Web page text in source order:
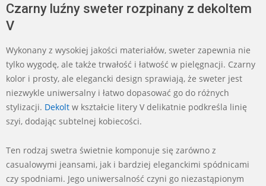
Czarny luźny sweter rozpinany z dekoltem
V
Wykonany z wysokiej jakości materiałów, sweter zapewnia nie
tylko wygodę, ale także trwałość i łatwość w pielęgnacji. Czarny
kolor i prosty, ale elegancki design sprawiają, że sweter jest
niezwykle uniwersalny i łatwo dopasować go do różnych
stylizacji. Dekolt w kształcie litery V delikatnie podkreśla linię
szyi, dodając subtelnej kobiecości.
Ten rodzaj swetra świetnie komponuje się zarówno z
casualowymi jeansami, jak i bardziej eleganckimi spódnicami
czy spodniami. Jego uniwersalność czyni go niezastąpionym